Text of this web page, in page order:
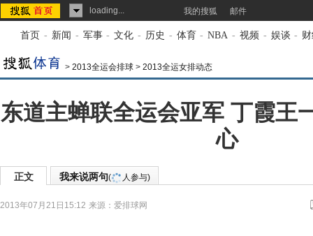
loading... 我的搜狐 邮件
首页 - 新闻 - 军事 - 文化 - 历史 - 体育 - NBA - 视频 - 娱谈 -
> 2013全运会排球 > 2013全运女排动态
东道主蝉联全运会亚军 丁霞王
心
正文 我来说两句( 人参与)
2013年07月21日15:12 来源： 爱排球网